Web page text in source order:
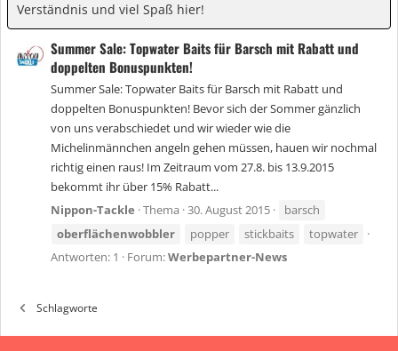
Verständnis und viel Spaß hier!
Summer Sale: Topwater Baits für Barsch mit Rabatt und
doppelten Bonuspunkten!
Summer Sale: Topwater Baits für Barsch mit Rabatt und
doppelten Bonuspunkten! Bevor sich der Sommer gänzlich
von uns verabschiedet und wir wieder wie die
Michelinmännchen angeln gehen müssen, hauen wir nochmal
richtig einen raus! Im Zeitraum vom 27.8. bis 13.9.2015
bekommt ihr über 15% Rabatt...
Nippon-Tackle Thema 30. August 2015
barsch
oberflächenwobbler
popper stickbaits
topwater
Antworten: 1
Forum:Werbepartner-News
Schlagworte